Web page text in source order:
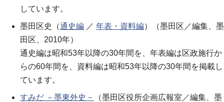
しています。
墨田区史（通史編 ／ 年表・資料編）（墨田区／編集、墨
田区、2010年）
通史編は昭和53年以降の30年間を、年表編は区政施行か
らの60年間を、資料編は昭和53年以降の30年間を掲載し
ています。
すみだ －墨東外史－
（墨田区役所企画広報室／編集、墨